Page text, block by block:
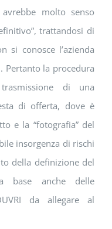
molto senso
trattandosi di
si conosce l’azienda
Pertanto la procedura
di una
di offerta, dove è
e la “fotografia” del
insorgenza di rischi
della definizione del
base anche delle
da allegare al